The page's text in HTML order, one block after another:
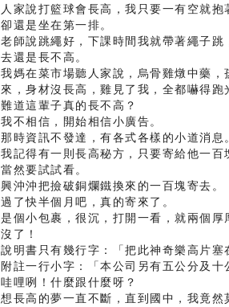
人家說打籃球會長高，我只要一有空就
卻還是坐在第一排。
老師說跳繩好，下課時間我就帶著繩子
去還是長不高。
我媽在菜市場聽人家說，烏骨雞燉中藥
來，身材沒長高，雞見了我，全都嚇得跑
難道這輩子真的長不高？
我不相信，開始相信小廣告。
那時資訊不發達，有各式各樣的小道消息
我記得有一則長高秘方，只要寄給他一百
當然要試試看。
興沖沖把撿破銅爛鐵換來的一百塊寄去。
過了快半個月吧，真的寄來了。
是個小包裹，很沉，打開一看，就兩個厚
沒了！
說明書只有幾行字：「把此神奇樂高片塞
附註一行小字：「本公司另有五公分及十
哇哩咧！什麼跟什麼呀？
想長高的夢一直不斷，直到國中，我竟然